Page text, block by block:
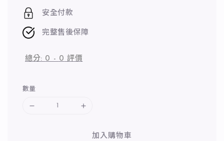
price
安全付款
完整售後保障
總分: 0 - 0 評價
數量
加入購物車